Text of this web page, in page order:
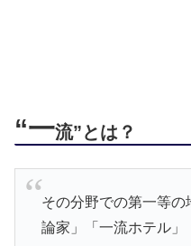
“一流”とは？
その分野での第一等
論家」「一流ホテル」